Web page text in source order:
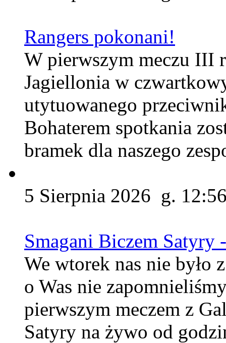
Rangers pokonani!
W pierwszym meczu
Jagiellonia w
utytuowanego
Bohaterem spotkania
bramek dla naszego
5 Sierpnia 2026 g.
Smagani Biczem Satyry
We wtorek nas nie było
o Was nie
pierwszym meczem z
Satyry na żywo od